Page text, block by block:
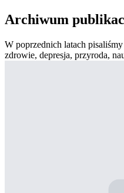
Archiwum
W poprzednich latach
zdrowie, depresja, przyroda,